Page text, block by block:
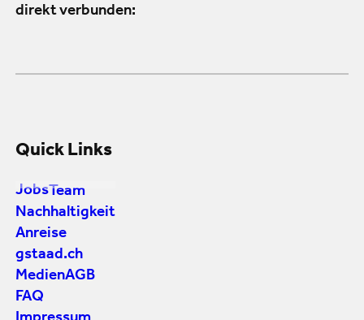
direkt verbunden:
Quick Links
Jobs Team
Nachhaltigkeit
Anreise
gstaad.ch
MedienAGB
FAQ